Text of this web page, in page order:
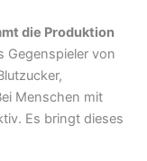
die Produktion
Gegenspieler von
Menschen mit
Es bringt dieses